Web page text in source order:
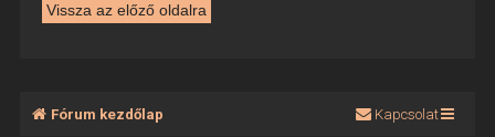
Vissza az előző oldalra
Fórum kezdőlap Kapcsolat